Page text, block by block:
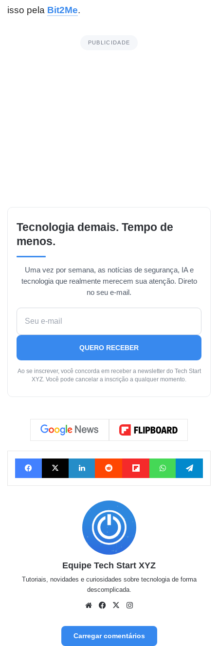
isso pela Bit2Me.
PUBLICIDADE
Tecnologia demais. Tempo de
menos.
Uma vez por semana, as notícias de segurança, IA e
tecnologia que realmente merecem sua atenção. Direto
no seu e-mail.
QUERO RECEBER
Ao se inscrever, você concorda em receber a newsletter do Tech Start
XYZ. Você pode cancelar a inscrição a qualquer momento.
FacebookX Linkedin Reddit FlipboardWhatsApp
Equipe Tech Start XYZ
Tutoriais, novidades e curiosidades sobre tecnologia de forma
descomplicada.
WebsiteFacebook
X
Carregar comentários